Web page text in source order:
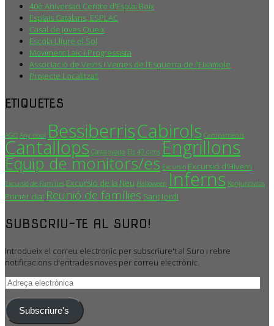
40è Aniversari Centre d'Esplai Boix
Esplais Catalans, ESPLAC
Casal de Joves Queix
Escola Lliure el Sol
Moviment Laic i Progressista
Associació de Veïns i Veïnes de l’Esquerra de l’Eixample
Projecte Localitza’t
ETIQUETES
AGO Any nou! BessiberrisCabirols Campaments
Cantallops Castanyada Els 40 cims Engrillons
Equip de monitors/es Excursió Excursió d'Hivern
Excursió de Famílies Excursió de la Neu Halloween Inferns Konjuntivitis
Primer dia! Reunió de famílies Sant Jordi
SUBSCRIU-TE AL SURO!
Introdueix el correu electrònic per subscriure't al Suro i rebre
notificacions d'entrades noves per correu electrònic.
Adreça
Subscriure's